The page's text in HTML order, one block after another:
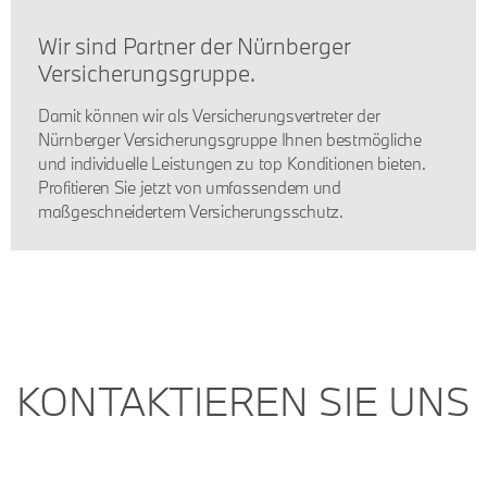
Wir sind Partner der Nürnberger
Versicherungsgruppe.
Damit können wir als Versicherungsvertreter der
Nürnberger Versicherungsgruppe Ihnen bestmögliche
und individuelle Leistungen zu top Konditionen bieten.
Profitieren Sie jetzt von umfassendem und
maßgeschneidertem Versicherungsschutz.
KONTAKTIEREN SIE UNS